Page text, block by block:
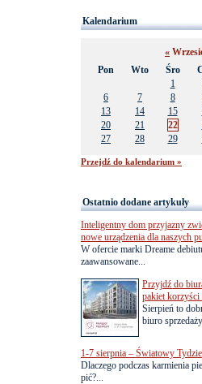
Kalendarium
«
Pon
Wto Śro
1
6
7 8
13
14 15
20
21 22
27
28 29
Przejdź do kalendarium »
Ostatnio dodane artykuły
Inteligentny dom przyjazny
nowe urządzenia dla naszych
W ofercie marki Dreame
zaawansowane...
Przyjdź do
pakiet korzyści
Sierpień to
biuro
1-7 sierpnia – Światowy
Dlaczego podczas karmienia
pić?...